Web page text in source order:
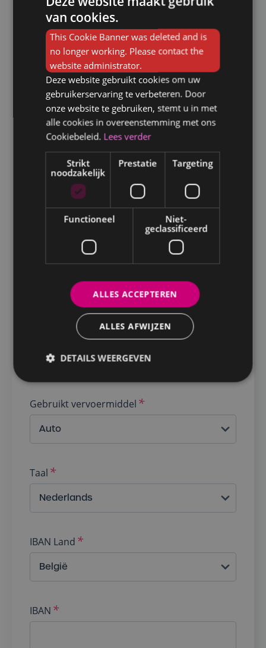
Stad
Postcode
Land
Statuut
Bedrijfsvoorheffing
11,11%
Andere
Gebruikt vervoermiddel
Taal
IBAN Land
IBAN
DUTCH
van cookies.
This Cookie Banner was deleted and is
no longer working. Please contact the
website administrator.
Deze website gebruikt cookies om uw
gebruikerservaring te verbeteren. Door
onze website te gebruiken, stemt u in met
alle cookies in overeenstemming met ons
Cookiebeleid. Lees verder
Strikt
noodzakelijk
Prestatie Targeting
Functioneel
Niet-
geclassificeerd
ALLES ACCEPTEREN
ALLES AFWIJZEN
DETAILS WEERGEVEN